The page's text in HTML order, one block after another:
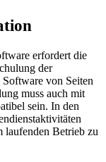
erfordert die
der
von Seiten
muss auch mit
sein. In den
laufenden Betrieb zu